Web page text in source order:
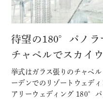
待望の180°パノラ
チャペルでスカイ
挙式はガラス張りのチャペ
ーデンでのリゾートウェデ
アリーウェディング 180°